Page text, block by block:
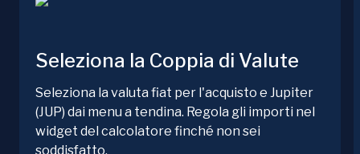
Seleziona la Coppia di Valute
Seleziona la valuta fiat per l'acquisto e Jupiter
(JUP) dai menu a tendina. Regola gli importi nel
widget del calcolatore finché non sei
soddisfatto.